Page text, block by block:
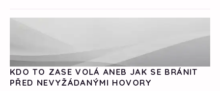
KDO TO ZASE VOLÁ ANEB JAK SE BRÁNIT
PŘED NEVYŽÁDANÝMI HOVORY